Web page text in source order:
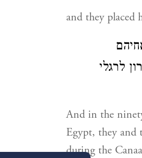
and they placed
לרגלי
And in the
Egypt, they and
during the